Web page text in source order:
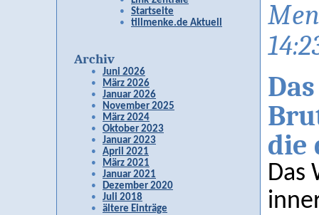
Startseite
tillmenke.de Aktuell
Archiv
Juni 2026
März 2026
Januar 2026
November 2025
März 2024
Oktober 2023
Januar 2023
April 2021
März 2021
Januar 2021
Dezember 2020
Juli 2018
ältere Einträge
die
Das